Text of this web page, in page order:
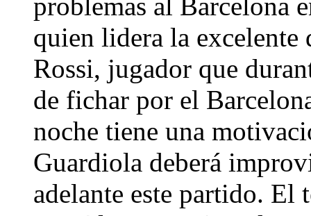
quien lidera la excelente
Rossi, jugador que
de fichar por el
noche tiene una
Guardiola deberá
adelante este partido. El